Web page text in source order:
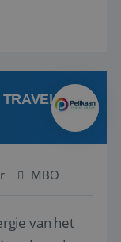
zoeken
MBO
van het